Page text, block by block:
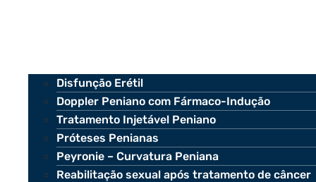
Disfunção Erétil
Doppler Peniano com Fármaco-Indução
Tratamento Injetável Peniano
Próteses Penianas
Peyronie – Curvatura Peniana
Reabilitação sexual após tratamento de câncer